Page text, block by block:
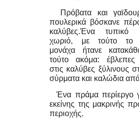
Πρόβατα και
πουλερικά βόσκανε
καλύβες.Ένα τυπικό
χωριό, με τούτο το
μονάχα ήτανε
τούτο ακόμα: έβλεπες
στις καλύβες ξύλινους
σύρματα και καλώδια
Ένα πράμα περίεργο
εκείνης της μακρινής
περιοχής.